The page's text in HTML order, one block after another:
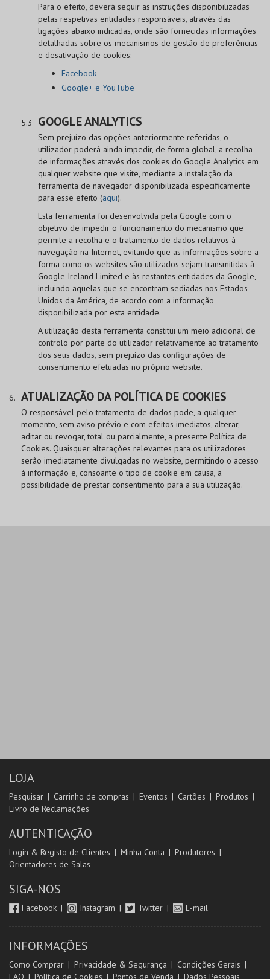
Para o efeito, deverá seguir as instruções disponibilizadas
pelas respetivas entidades responsáveis, através das
ligações abaixo indicadas, onde são fornecidas informações
detalhadas sobre os mecanismos de gestão de preferências
e desativação de cookies:
Facebook
Google+ e YouTube
GOOGLE ANALYTICS
Sem prejuízo das opções anteriormente referidas, o
utilizador poderá ainda impedir, de forma global, a recolha
de informações através dos cookies do Google Analytics em
qualquer website que visite, mediante a instalação da
ferramenta de navegador disponibilizada especificamente
para esse efeito (aqui).
Esta ferramenta foi desenvolvida pela Google com o
objetivo de impedir o funcionamento do mecanismo que
permite a recolha e o tratamento de dados relativos à
navegação na Internet, evitando que as informações sobre a
forma como os websites são utilizados sejam transmitidas à
Google Ireland Limited e às restantes entidades da Google,
incluindo aquelas que se encontram sediadas nos Estados
Unidos da América, de acordo com a informação
disponibilizada por esta entidade.
A utilização desta ferramenta constitui um meio adicional de
controlo por parte do utilizador relativamente ao tratamento
dos seus dados, sem prejuízo das configurações de
consentimento efetuadas no próprio website.
ATUALIZAÇÃO DA POLÍTICA DE COOKIES
O responsável pelo tratamento de dados pode, a qualquer
momento, sem aviso prévio e com efeitos imediatos, alterar,
aditar ou revogar, total ou parcialmente, a presente Política de
Cookies. Quaisquer alterações relevantes para os utilizadores
serão imediatamente divulgadas no website, permitindo o acesso
à informação e, consoante o tipo de cookie em causa, a
possibilidade de prestar consentimento para a sua utilização.
LOJA
Pesquisar Carrinho de compras Eventos Cartões
Produtos
Livro de Reclamações
AUTENTICAÇÃO
Login & Registo de Clientes Minha Conta
Produtores
Orientadores de Salas
SIGA-NOS
Facebook Instagram Twitter E-mail
INFORMAÇÕES
Como Comprar Privacidade & Segurança
Condições Gerais
FAQ
Política de Cookies Pontos de Venda Dados Pessoais